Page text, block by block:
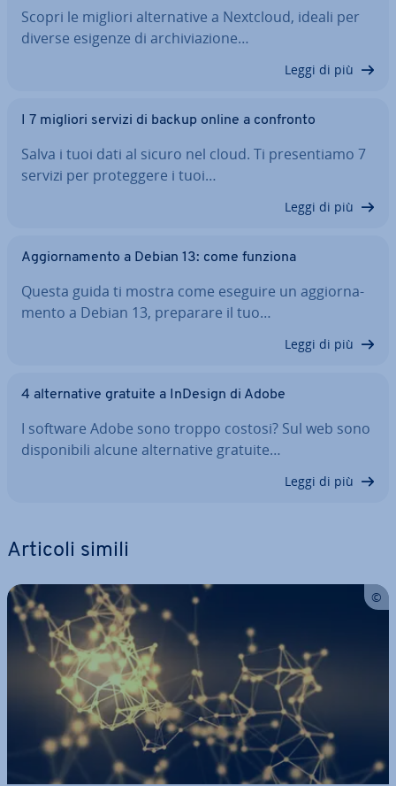
Scopri le migliori al­ter­na­ti­ve a Nextcloud, ideali per
diverse esigenze di ar­chi­via­zio­ne…
Leggi di più
I 7 migliori servizi di backup online a confronto
Salva i tuoi dati al sicuro nel cloud. Ti pre­sen­tia­mo 7
servizi per pro­teg­ge­re i tuoi…
Leggi di più
Ag­gior­na­men­to a Debian 13: come funziona
Questa guida ti mostra come eseguire un ag­gior­na­
men­to a Debian 13, preparare il tuo…
Leggi di più
4 al­ter­na­ti­ve gratuite a InDesign di Adobe
I software Adobe sono troppo costosi? Sul web sono
di­spo­ni­bi­li alcune al­ter­na­ti­ve gratuite…
Leggi di più
Articoli simili